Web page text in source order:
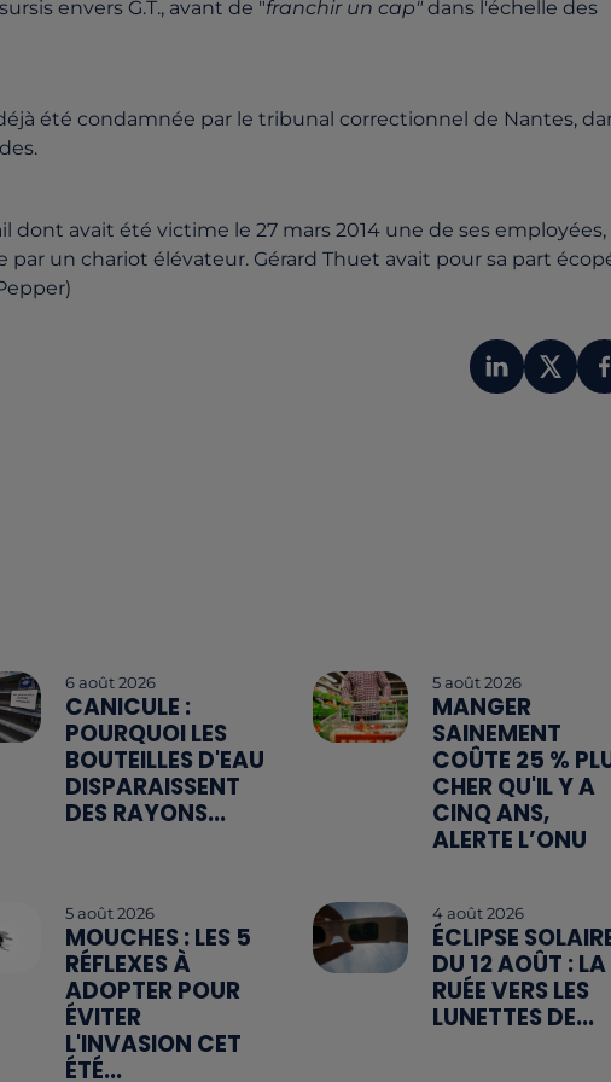
envers G.T., avant de "franchir un cap" dans l'échelle des
été condamnée par le tribunal correctionnel de Nantes,
dont avait été victime le 27 mars 2014 une de ses employées,
un chariot élévateur. Gérard Thuet avait pour sa part
6 août 2026
CANICULE :
POURQUOI LES
BOUTEILLES D'EAU
DISPARAISSENT
DES RAYONS...
5 août 2026
MANGER
SAINEMENT
COÛTE 25 %
CHER QU'IL Y A
CINQ ANS,
ALERTE L’ONU
5 août 2026
MOUCHES : LES 5
RÉFLEXES À
ADOPTER POUR
ÉVITER
L'INVASION CET
ÉTÉ...
4 août 2026
ÉCLIPSE
DU 12 AOÛT : LA
RUÉE VERS LES
LUNETTES DE...